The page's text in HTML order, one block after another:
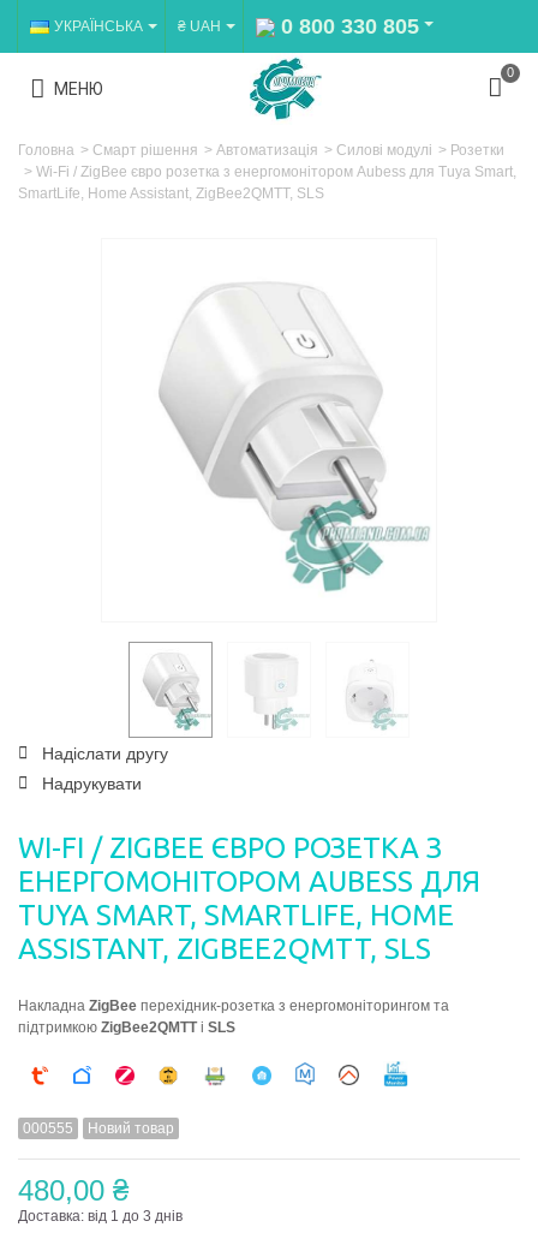
УКРАЇНСЬКА ₴ UAH 0 800 330 805
МЕНЮ
0
Головна > Смарт рішення > Автоматизація > Силові модулі > Розетки
> Wi-Fi / ZigBee євро розетка з енергомонітором Aubess для Tuya Smart,
SmartLife, Home Assistant, ZigBee2QMTT, SLS
Надіслати другу
Надрукувати
WI-FI / ZIGBEE ЄВРО РОЗЕТКА З
ЕНЕРГОМОНІТОРОМ AUBESS ДЛЯ
TUYA SMART, SMARTLIFE, HOME
ASSISTANT, ZIGBEE2QMTT, SLS
Накладна ZigBee перехідник-розетка з енергомоніторингом та
підтримкою ZigBee2QMTTі SLS
000555 Новий товар
480,00 ₴
Доставка: від 1 до 3 днів